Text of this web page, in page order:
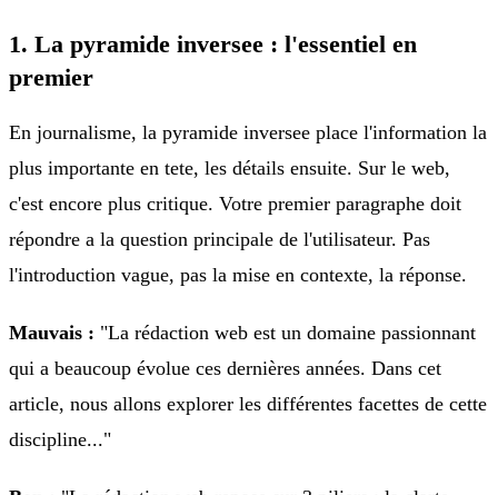
1. La pyramide inversee : l'essentiel en
premier
En journalisme, la pyramide inversee place l'information la
plus importante en tete, les détails ensuite. Sur le web,
c'est encore plus critique. Votre premier paragraphe doit
répondre a la question principale de l'utilisateur. Pas
l'introduction vague, pas la mise en contexte, la réponse.
Mauvais : "La rédaction web est un domaine passionnant
qui a beaucoup évolue ces dernières années. Dans cet
article, nous allons explorer les différentes facettes de cette
discipline..."